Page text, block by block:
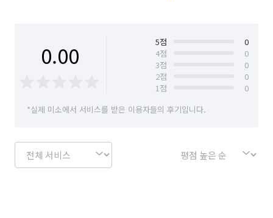
0.00 5점
0
4점
0
3점
0
2점
0
1점
0
*실제 미소에서 서비스를 받은 이용자들의 후기입니다.